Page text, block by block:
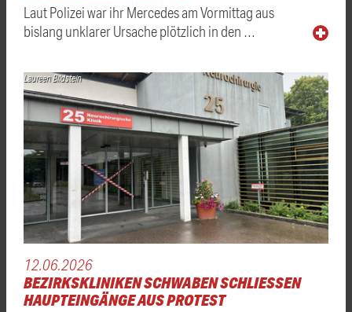
Laut Polizei war ihr Mercedes am Vormittag aus
bislang unklarer Ursache plötzlich in den …
Laureen Bildstein
12.06.2026
BEZIRKSKLINIKEN SCHWABEN SCHLIESSEN H
AUPTEINGÄNGE AUS PROTEST